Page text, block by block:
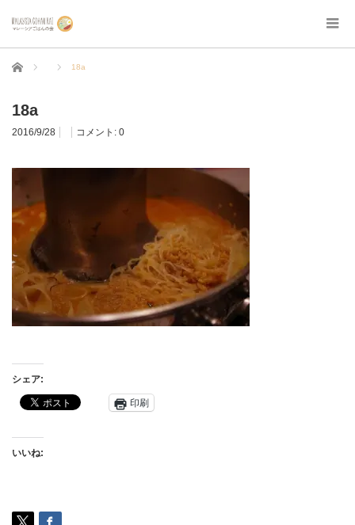
ホーム 18a
18a
2016/9/28 コメント: 0
シェア:
印刷
いいね: